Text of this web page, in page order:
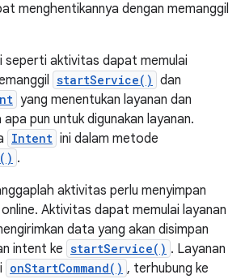
menghentikannya dengan memanggil
seperti aktivitas dapat memulai
startService() dan
yang menentukan layanan dan
pun untuk digunakan layanan.
Intent ini dalam metode
.
aktivitas perlu menyimpan
Aktivitas dapat memulai layanan
data yang akan disimpan
intent ke startService() . Layanan
onStartCommand() , terhubung ke